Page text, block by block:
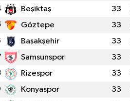
Beşiktaş 33
Göztepe 33
Başakşehir 33
Samsunspor 33
Rizespor 33
Konyaspor 33